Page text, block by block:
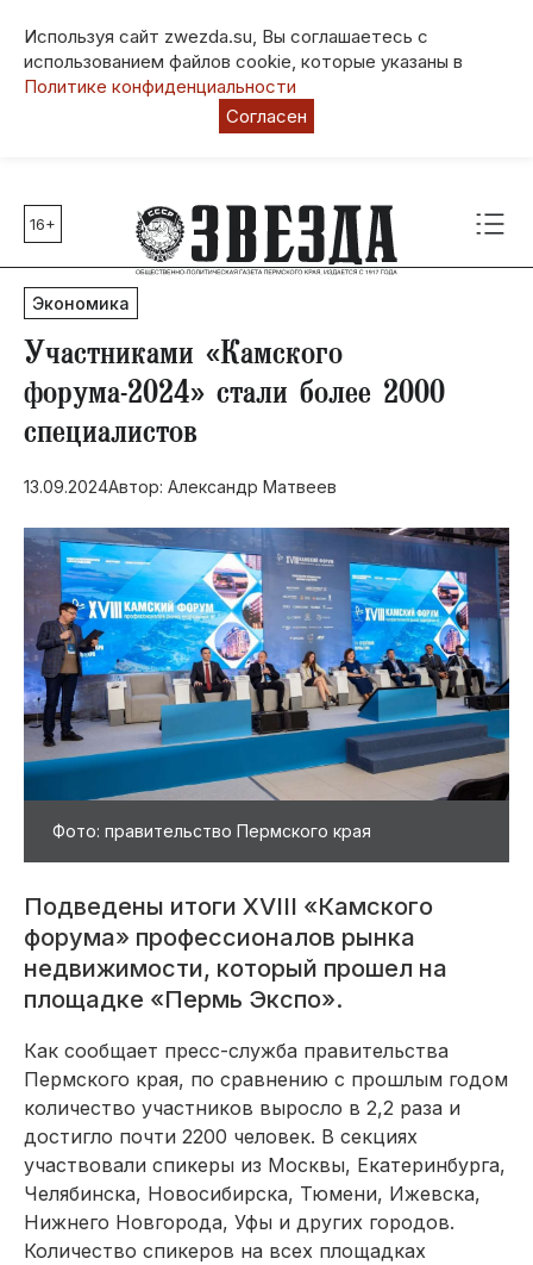
Используя сайт zwezda.su, Вы соглашаетесь с
использованием файлов cookie, которые указаны в
Политике конфиденциальности
Согласен
Главные темы
80 лет Победы
Молодежная столица РФ
СВО
Выборы в Пермском крае
Социальная поддержка
Инфраструктура
Благоустройство
16+
Экономика
Участниками «Камского
форума-2024» стали более 2000
специалистов
13.09.2024Автор: Александр Матвеев
Фото: правительство Пермского края
Подведены итоги XVIII «Камского
форума» профессионалов рынка
недвижимости, который прошел на
площадке «Пермь Экспо».
Как сообщает пресс-служба правительства
Пермского края, по сравнению с прошлым годом
количество участников выросло в 2,2 раза и
достигло почти 2200 человек. В секциях
участвовали спикеры из Москвы, Екатеринбурга,
Челябинска, Новосибирска, Тюмени, Ижевска,
Нижнего Новгорода, Уфы и других городов.
Количество спикеров на всех площадках